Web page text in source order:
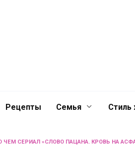
Рецепты Семья Стиль
ЧЕМ СЕРИАЛ «СЛОВО ПАЦАНА. КРОВЬ НА